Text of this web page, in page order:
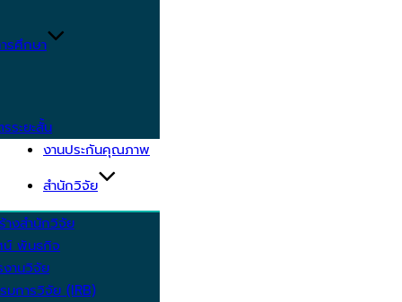
รศึกษา
ระยะสั้น
งานประกันคุณภาพ
สำนักวิจัย
างสำนักวิจัย
น์ พันธกิจ
งานวิจัย
มการวิจัย (IRB)